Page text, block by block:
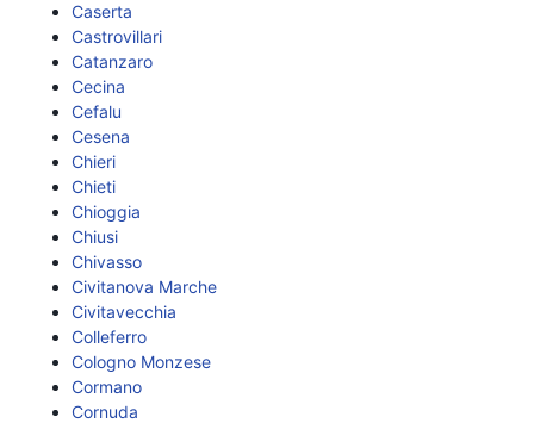
Caserta
Castrovillari
Catanzaro
Cecina
Cefalu
Cesena
Chieri
Chieti
Chioggia
Chiusi
Chivasso
Civitanova Marche
Civitavecchia
Colleferro
Cologno Monzese
Cormano
Cornuda